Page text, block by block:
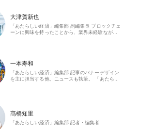
大津賀新也
「あたらしい経済」編集部 副編集長 ブロックチェ
ーンに興味を持ったことから、業界未経験なが…
一本寿和
「あたらしい経済」編集部 記事のバナーデザイン
を主に担当する他、ニュースも執筆。 「あたら…
髙橋知里
「あたらしい経済」編集部 記者・編集者